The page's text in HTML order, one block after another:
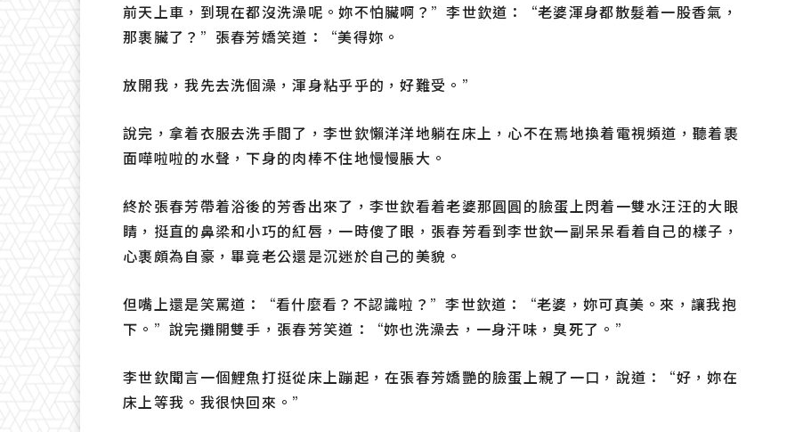
前天上車，到現在都沒洗澡呢。妳不怕臟啊？”李世欽道：“老婆渾身都散髮着一股香氣，
那裹臟了？”張春芳嬌笑道：“美得妳。
放開我，我先去洗個澡，渾身粘乎乎的，好難受。”
說完，拿着衣服去洗手間了，李世欽懶洋洋地躺在床上，心不在焉地換着電視頻道，聽着裹
面嘩啦啦的水聲，下身的肉棒不住地慢慢脹大。
終於張春芳帶着浴後的芳香出來了，李世欽看着老婆那圓圓的臉蛋上閃着一雙水汪汪的大眼
睛，挺直的鼻梁和小巧的紅唇，一時傻了眼，張春芳看到李世欽一副呆呆看着自己的樣子，
心裹頗為自豪，畢竟老公還是沉迷於自己的美貌。
但嘴上還是笑罵道：“看什麼看？不認識啦？”李世欽道：“老婆，妳可真美。來，讓我抱
下。”說完攤開雙手，張春芳笑道：“妳也洗澡去，一身汗味，臭死了。”
李世欽聞言一個鯉魚打挺從床上蹦起，在張春芳嬌艷的臉蛋上親了一口，說道：“好，妳在
床上等我。我很快回來。”